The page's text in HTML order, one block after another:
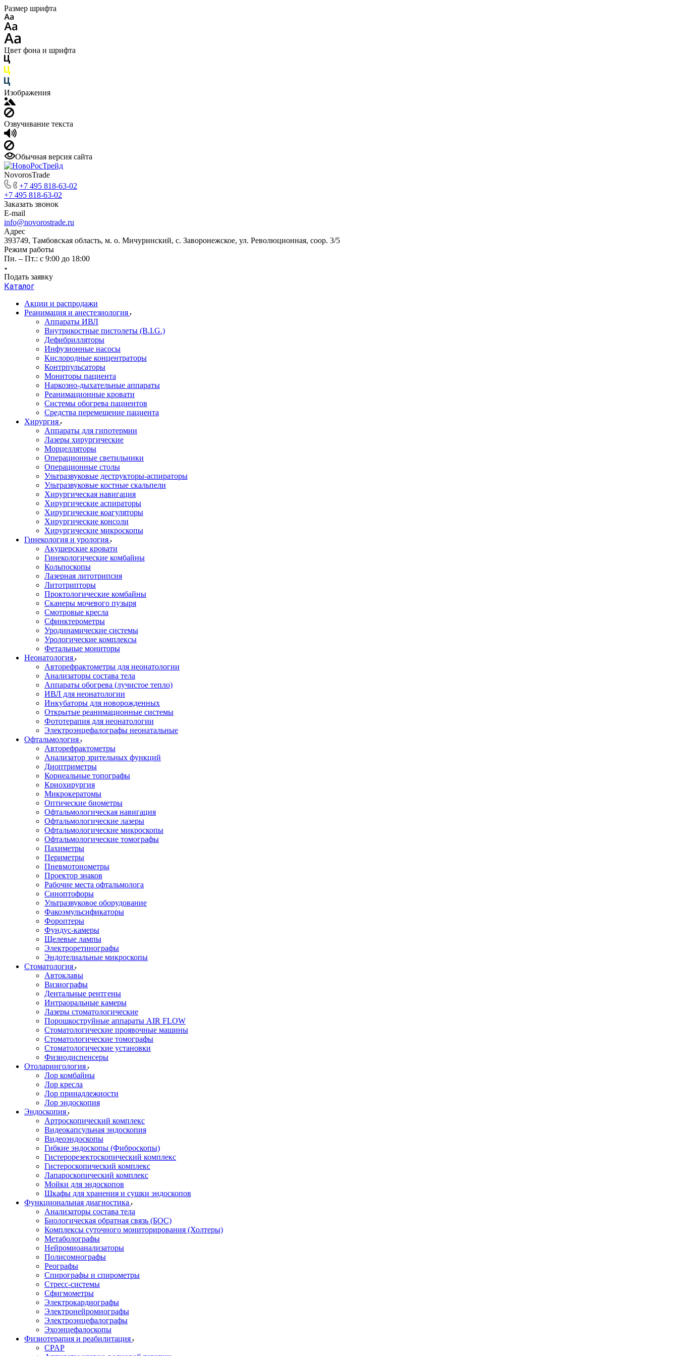
Размер шрифта
Цвет фона и шрифта
Изображения
Озвучивание текста
Обычная версия сайта
NovorosTrade
+7 495 818-63-02
+7 495 818-63-02
Заказать звонок
E-mail
info@novorostrade.ru
Адрес
393749, Тамбовская область, м. о. Мичуринский, с. Заворонежское, ул. Революционная, соор. 3/5
Режим работы
Пн. – Пт.: с 9:00 до 18:00
Подать заявку
Каталог
Акции и распродажи
Реанимация и анестезиология
Аппараты ИВЛ
Внутрикостные пистолеты (B.I.G.)
Дефибрилляторы
Инфузионные насосы
Кислородные концентраторы
Контрпульсаторы
Мониторы пациента
Наркозно-дыхательные аппараты
Реанимационные кровати
Системы обогрева пациентов
Средства перемещение пациента
Хирургия
Аппараты для гипотермии
Лазеры хирургические
Морцелляторы
Операционные светильники
Операционные столы
Ультразвуковые деструкторы-аспираторы
Ультразвуковые костные скальпели
Хирургическая навигация
Хирургические аспираторы
Хирургические коагуляторы
Хирургические консоли
Хирургические микроскопы
Гинекология и урология
Акушерские кровати
Гинекологические комбайны
Кольпоскопы
Лазерная литотрипсия
Литотрипторы
Проктологические комбайны
Сканеры мочевого пузыря
Смотровые кресла
Сфинктерометры
Уродинамические системы
Урологические комплексы
Фетальные мониторы
Неонатология
Авторефрактометры для неонатологии
Анализаторы состава тела
Аппараты обогрева (лучистое тепло)
ИВЛ для неонатологии
Инкубаторы для новорожденных
Открытые реанимационные системы
Фототерапия для неонатологии
Электроэнцефалографы неонатальные
Офтальмология
Авторефрактометры
Анализатор зрительных функций
Диоптриметры
Корнеальные топографы
Криохирургия
Микрокератомы
Оптические биометры
Офтальмологическая навигация
Офтальмологические лазеры
Офтальмологические микроскопы
Офтальмологические томографы
Пахиметры
Периметры
Пневмотонометры
Проектор знаков
Рабочие места офтальмолога
Синоптофоры
Ультразвуковое оборудование
Факоэмульсификаторы
Фороптеры
Фундус-камеры
Щелевые лампы
Электроретинографы
Эндотелиальные микроскопы
Стоматология
Автоклавы
Визиографы
Дентальные рентгены
Интраоральные камеры
Лазеры стоматологические
Порошкоструйные аппараты AIR FLOW
Стоматологические проявочные машины
Стоматологические томографы
Стоматологические установки
Физиодиспенсеры
Отоларингология
Лор комбайны
Лор кресла
Лор принадлежности
Лор эндоскопия
Эндоскопия
Артроскопический комплекс
Видеокапсульная эндоскопия
Видеоэндоскопы
Гибкие эндоскопы (Фиброcкопы)
Гистерорезектоскопический комплекс
Гистероскопический комплекс
Лапароскопический комплекс
Мойки для эндоскопов
Шкафы для хранения и сушки эндоскопов
Функциональная диагностика
Анализаторы состава тела
Биологическая обратная связь (БОС)
Комплексы суточного мониторирования (Холтеры)
Метаболографы
Нейромиоанализаторы
Полисомнографы
Реографы
Спирографы и спирометры
Стресс-системы
Сфигмометры
Электрокардиографы
Электронейромиографы
Электроэнцефалографы
Эхоэнцефалоскопы
Физиотерапия и реабилитация
CPAP